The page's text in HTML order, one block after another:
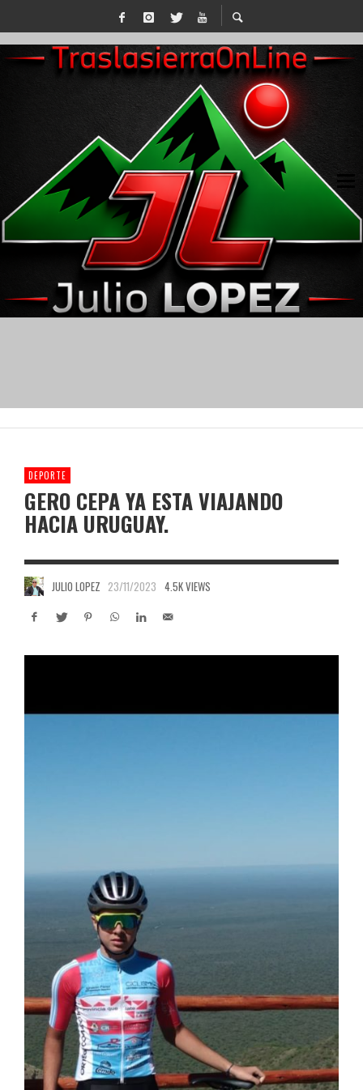
DEPORTE
GERO CEPA YA ESTA VIAJANDO
HACIA URUGUAY.
JULIO LOPEZ 23/11/2023 4.5K VIEWS